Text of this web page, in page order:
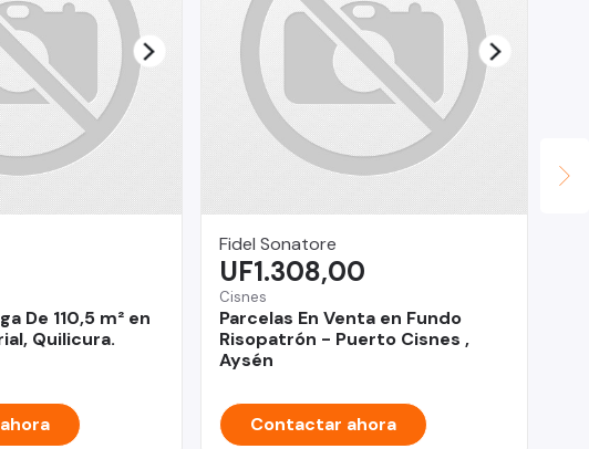
De 110,5 m² en
Quilicura.
Fidel Sonatore
Cisnes
Parcelas En Venta en Fundo
Risopatrón - Puerto Cisnes ,
Aysén
UF1.308,00
Contactar ahora